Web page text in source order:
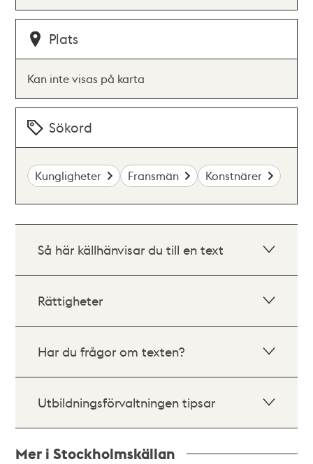
Plats
Kan inte visas på karta
Sökord
Kungligheter Fransmän Konstnärer
Så här källhänvisar du till en text
Rättigheter
Har du frågor om texten?
Utbildningsförvaltningen tipsar
Mer i Stockholmskällan